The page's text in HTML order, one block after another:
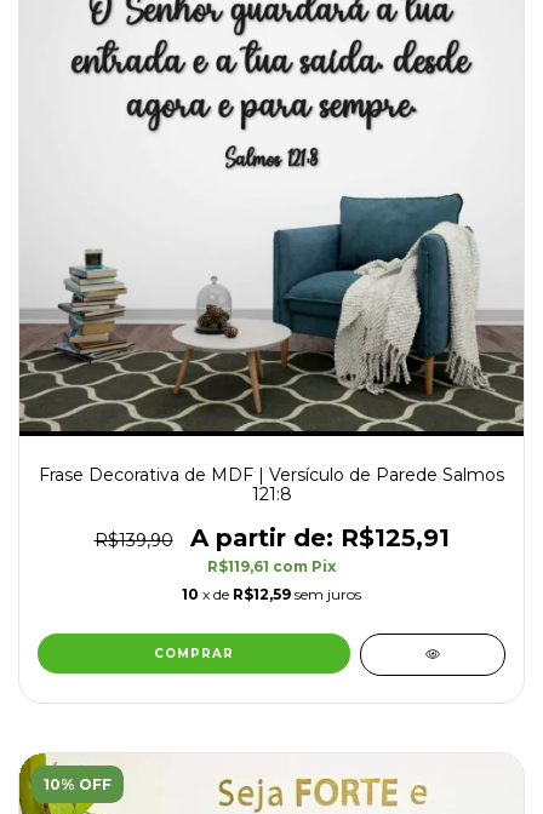
Frase Decorativa de MDF | Versículo de Parede Salmos
121:8
R$139,90 R$125,91
R$119,61 com Pix
10 x de R$12,59 sem juros
10% OFF